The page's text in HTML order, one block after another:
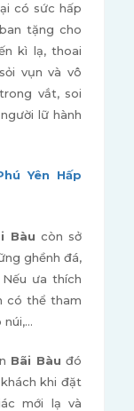
có sức hấp
tặng cho
kì lạ, thoai
vụn và vô
vắt, soi
lữ hành
Yên Hấp
Bàu còn sở
ghềnh đá,
ưa thích
có thể tham
núi,…
Bãi Bàu đó
khi đặt
mới lạ và